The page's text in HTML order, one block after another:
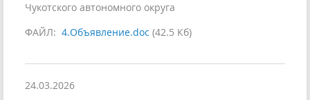
Чукотского автономного округа
ФАЙЛ: 4.Объявление.doc (42.5 Кб)
24.03.2026